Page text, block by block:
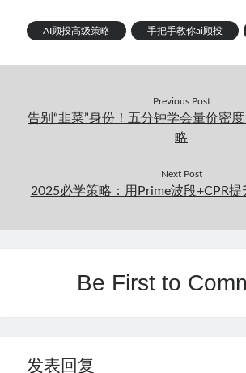
AI顾投高级策略 手把手教你ai顾投
Previous Post
告别“韭菜”身份！五分钟学会量价密
略
Next Post
2025必学策略：用Prime波段+CPR
Be First to
发表回复